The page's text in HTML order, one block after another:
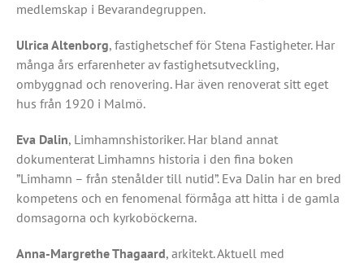
medlemskap i Bevarandegruppen.
Ulrica Altenborg, fastighetschef för Stena Fastigheter. Har
många års erfarenheter av fastighetsutveckling,
ombyggnad och renovering. Har även renoverat sitt eget
hus från 1920 i Malmö.
Eva Dalin, Limhamnshistoriker. Har bland annat
dokumenterat Limhamns historia i den fina boken
”Limhamn – från stenålder till nutid”. Eva Dalin har en bred
kompetens och en fenomenal förmåga att hitta i de gamla
domsagorna och kyrkoböckerna.
Anna-Margrethe Thagaard, arkitekt. Aktuell med